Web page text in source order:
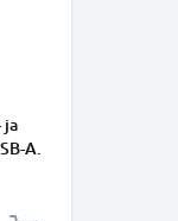
ja
A.